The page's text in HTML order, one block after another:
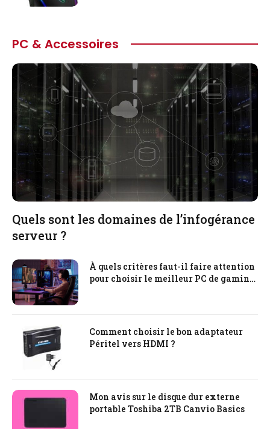
PC & Accessoires
Quels sont les domaines de l’infogérance
serveur ?
À quels critères faut-il faire attention
pour choisir le meilleur PC de gaming
Comment choisir le bon adaptateur
Péritel vers HDMI ?
Mon avis sur le disque dur externe
portable Toshiba 2TB Canvio Basics